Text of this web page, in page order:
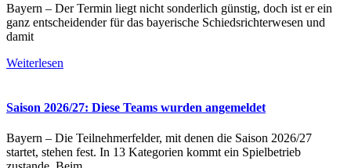
Bayern – Der Termin liegt nicht sonderlich günstig, doch ist er ein
ganz entscheidender für das bayerische Schiedsrichterwesen und
damit
Weiterlesen
Saison 2026/27: Diese Teams wurden angemeldet
Bayern – Die Teilnehmerfelder, mit denen die Saison 2026/27
startet, stehen fest. In 13 Kategorien kommt ein Spielbetrieb